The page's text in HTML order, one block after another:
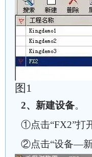
图1
2、新建设备。
①点击“FX2”打
②点击“设备—新